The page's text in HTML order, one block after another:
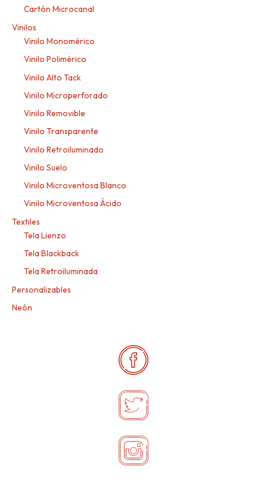
Cartón Microcanal
Vinilos
Vinilo Monomérico
Vinilo Polimérico
Vinilo Alto Tack
Vinilo Microperforado
Vinilo Removible
Vinilo Transparente
Vinilo Retroiluminado
Vinilo Suelo
Vinilo Microventosa Blanco
Vinilo Microventosa Ácido
Textiles
Tela Lienzo
Tela Blackback
Tela Retroiluminada
Personalizables
Neón